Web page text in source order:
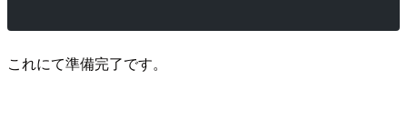
これにて準備完了です。